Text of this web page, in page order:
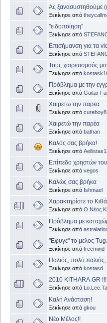
Ας ξανασυστηθούμε
Ξεκίνησε από
''ειδοποίηση''
Ξεκίνησε από
Επισήμανση για τα
Ξεκίνησε από
Τους χαιρετισμούς
Ξεκίνησε από
Πρόβλημα με την
Ξεκίνησε από Guitar
Χαιρετω την παρεα
Ξεκίνησε από
Χαιρετώ την παρέα
Ξεκίνησε από bathan
Καλός σας βρήκα!
Ξεκίνησε από
Επίπεδο χρηστών του
Ξεκίνησε από vegos
Καλώς σας βρήκα
Ξεκίνησε από Ishmael
Χαρακτηρίστε το
Ξεκίνησε από Ο Νέος
Πρόβλημα με
Ξεκίνησε από
"Εφυγε" το μελος Tug.
Ξεκίνησε από freemind
Παλιός, πολύ παλιός,
Ξεκίνησε από kostasd
2010 KITHARA.GR
Ξεκίνησε από Lo.Lee.Ta
Καλή Ανάσταση!
Ξεκίνησε από gkou
Νέο Μέλος!!